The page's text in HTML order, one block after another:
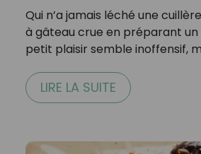
Qui n’a jamais léché une
à gâteau crue en préparant un
petit plaisir semble inoffensif,
LIRE LA SUITE